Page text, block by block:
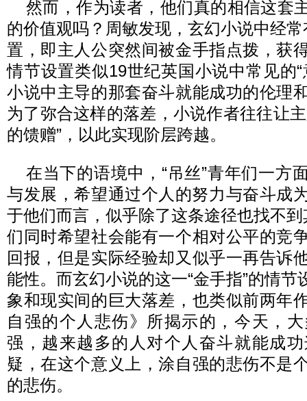
然而，作为读者，他们真的相信这套
的价值观吗？周敏发现，玄幻小说中经常
置，即主人公突然间被金手指点拨，获
情节设置类似19世纪英国小说中常见的
小说中主导的那套奋斗就能成功的伦理
为了弥合这样的落差，小说作者往往让
的馈赠”，以此实现阶层跨越。
在当下的语境中，“吊丝”青年们一方
与发展，希望通过个人的努力与奋斗成
于他们而言，似乎除了这条途径也找不到
们同时希望社会能有一个相对公平的竞
回报，但是实际经验却又似乎一再告诉
能性。而玄幻小说的这一“金手指”的情
象和现实间的巨大落差，也类似前两年
自强的个人悲伤》所揭示的，今天，
强，越来越多的人对个人奋斗就能成
疑，在这个意义上，涂自强的悲伤不是
的悲伤。